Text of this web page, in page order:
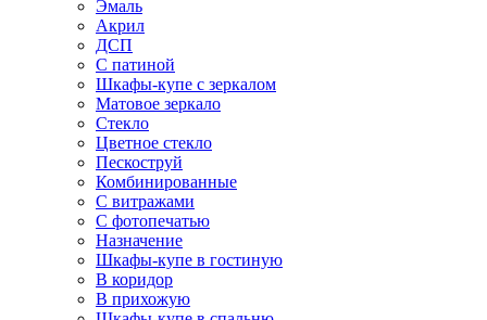
Эмаль
Акрил
ДСП
С патиной
Шкафы-купе с зеркалом
Матовое зеркало
Стекло
Цветное стекло
Пескоструй
Комбинированные
С витражами
С фотопечатью
Назначение
Шкафы-купе в гостиную
В коридор
В прихожую